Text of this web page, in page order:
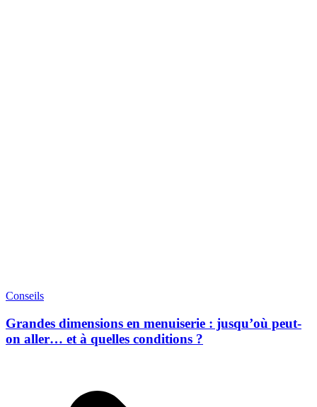
Conseils
Grandes dimensions en menuiserie : jusqu’où peut-
on aller… et à quelles conditions ?